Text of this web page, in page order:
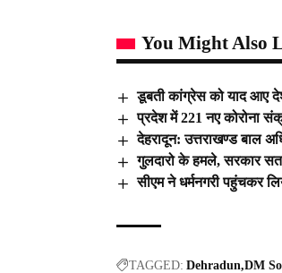
You Might Also
डूबती कांग्रेस को याद आए
प्रदेश में 221 नए कोरोना
देहरादून: उत्तराखण्ड बाल
गुलदारो के हमले, सरकार
सीएम ने धर्मनगरी पहुंचकर
TAGGED: Dehradun DM